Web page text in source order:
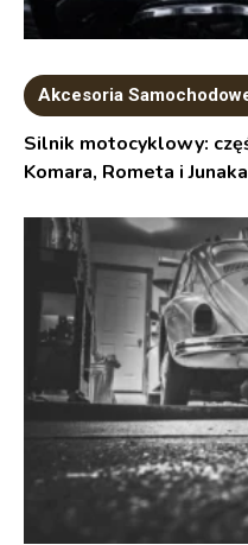
Akcesoria
Silnik motocyklowy:
Komara, Rometa i Junaka